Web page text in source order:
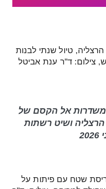
משדרות אל הקסם של
הרצליה ושיט רשתות